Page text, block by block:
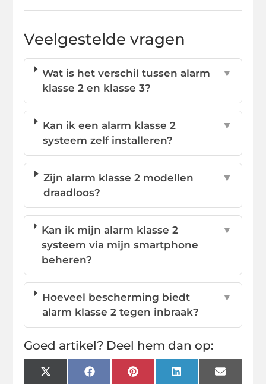
Veelgestelde vragen
Wat is het verschil tussen alarm
klasse 2 en klasse 3?
▼
Kan ik een alarm klasse 2
systeem zelf installeren?
▼
Zijn alarm klasse 2 modellen
draadloos?
▼
Kan ik mijn alarm klasse 2
systeem via mijn smartphone
beheren?
▼
Hoeveel bescherming biedt
alarm klasse 2 tegen inbraak?
▼
Goed artikel? Deel hem dan op:
X
FacebookPinterestLinkedInEmail